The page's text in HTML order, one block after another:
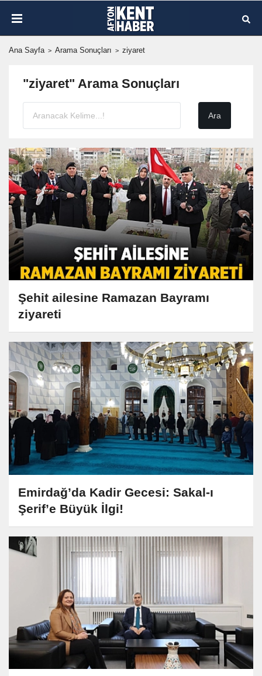
Ana Sayfa Arama Sonuçları ziyaret
"ziyaret" Arama Sonuçları
Şehit ailesine Ramazan Bayramı
ziyareti
Emirdağ’da Kadir Gecesi: Sakal-ı
Şerif’e Büyük İlgi!